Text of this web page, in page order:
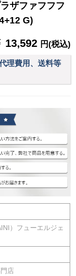
ザファフフフ
G)
13,592 円(税込)
理費用、送料等
）フューエルジェ
店